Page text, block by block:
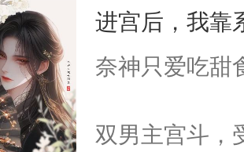
来，给老公亲
用力——为你
进宫后，我靠
奈神只爱吃甜
双男主宫斗，